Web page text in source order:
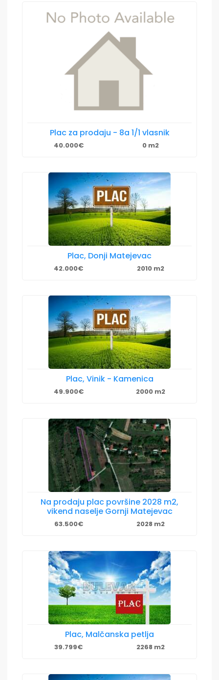
Plac za prodaju - 8a 1/1 vlasnik
40.000€ 0 m2
Plac, Donji Matejevac
42.000€ 2010 m2
Plac, Vinik - Kamenica
49.900€ 2000 m2
Na prodaju plac površine 2028 m2,
vikend naselje Gornji Matejevac
63.500€ 2028 m2
Plac, Malčanska petlja
39.799€ 2268 m2